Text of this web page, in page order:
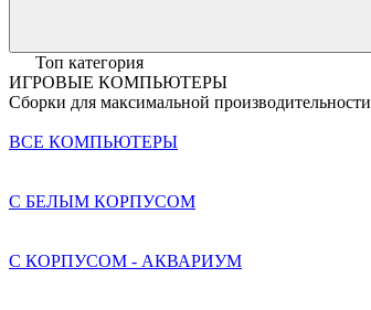
Топ категория
ИГРОВЫЕ КОМПЬЮТЕРЫ
Сборки для максимальной производительности
ВСЕ КОМПЬЮТЕРЫ
С БЕЛЫМ КОРПУСОМ
С КОРПУСОМ - АКВАРИУМ